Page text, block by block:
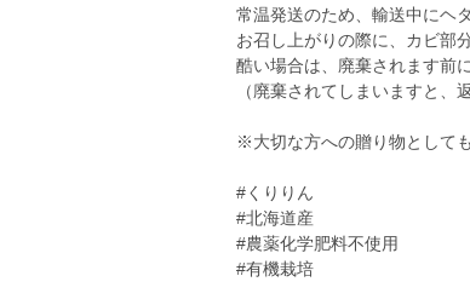
常温発送のため、輸送中にヘ
お召し上がりの際に、カビ部
酷い場合は、廃棄されます前
（廃棄されてしまいますと、
※大切な方への贈り物として
#くりりん
#北海道産
#農薬化学肥料不使用
#有機栽培